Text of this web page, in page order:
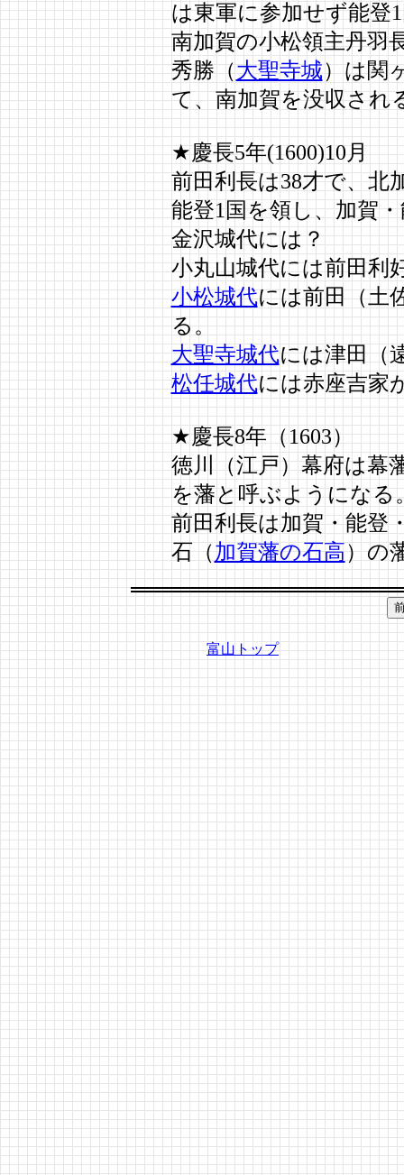
は東軍に参加せず能登
南加賀の小松領主丹羽
秀勝（大聖寺城）は関
て、南加賀を没収され
★慶長5年(1600)10月
前田利長は38才で、北
能登1国を領し、加賀
金沢城代には？
小丸山城代には前田利
小松城代には前田（土
る。
大聖寺城代には津田（
松任城代には赤座吉家
★慶長8年（1603）
徳川（江戸）幕府は幕
を藩と呼ぶようになる
前田利長は加賀・能登
石（加賀藩の石高）の
富山トップ